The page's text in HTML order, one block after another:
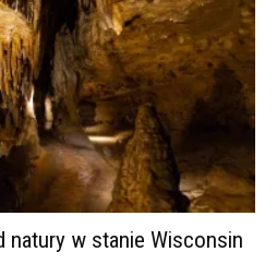
natury w stanie Wisconsin